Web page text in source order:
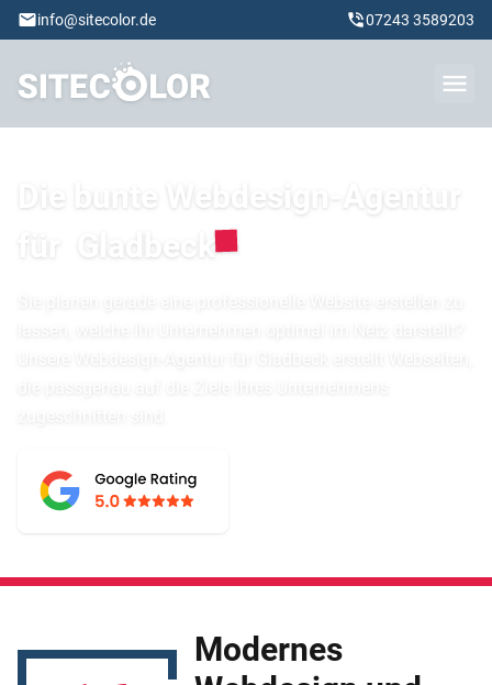
info@sitecolor.de 07243 3589203
Die bunte Webdesign-Agentur
für
Gladbeck
Modernes